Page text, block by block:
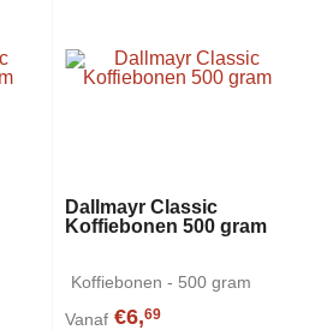
Dallmayr Classic
Koffiebonen 500 gram
Koffiebonen - 500 gram
Vanaf €6,69